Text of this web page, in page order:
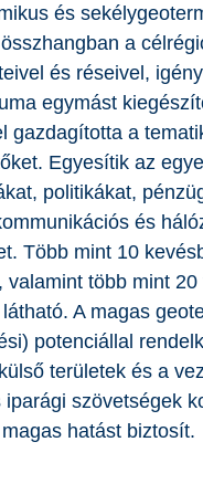
és
a
és réseivel,
egymást
gazdagította a
Egyesítik az
politikákat,
és
Több mint 10
valamint több mint
A magas
potenciállal
területek és a
iparági szövetségek
magas hatást biztosít.